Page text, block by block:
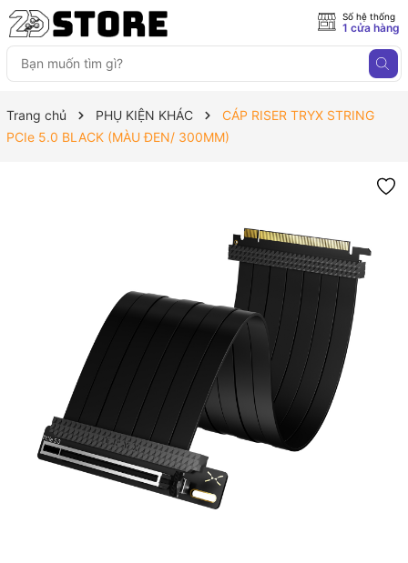
Số hệ thống
1 cửa hàng
Trang chủ PHỤ KIỆN KHÁC
CÁP RISER TRYX STRING
PCIe 5.0 BLACK (MÀU ĐEN/ 300MM)